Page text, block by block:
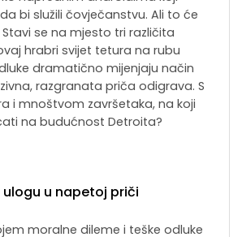
bi služili čovječanstvu. Ali to će
se na mjesto tri različita
hrabri svijet tetura na rubu
dramatično mijenjaju način
razgranata priča odigrava. S
i mnoštvom završetaka, na koji
na budućnost Detroita?
u napetoj priči
moralne dileme i teške odluke